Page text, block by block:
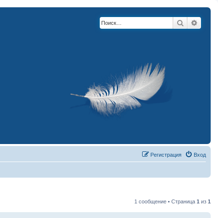
Поиск
Вход
Регистрация
1 сообщение • Страница 1 из 1